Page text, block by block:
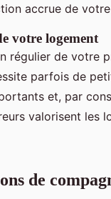
accrue de
votre logement
régulier de votre
parfois de
et, par
valorisent les
de